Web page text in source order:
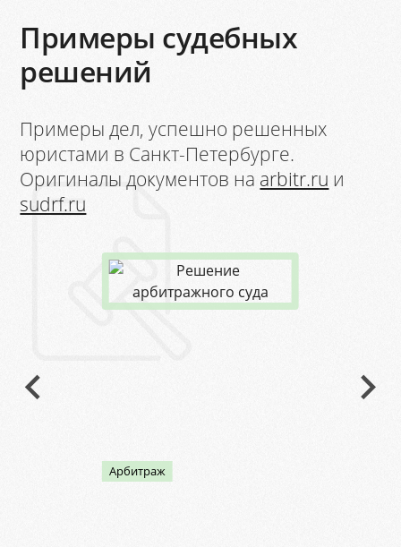
Примеры судебных
решений
Примеры дел, успешно решенных
юристами в Санкт-Петербурге.
Оригиналы документов на arbitr.ru и
sudrf.ru
Арбитраж